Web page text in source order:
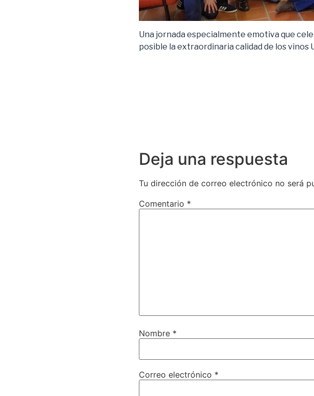
Una jornada especialmente emotiva que
posible la extraordinaria calidad de los vinos
Deja una respuesta
Tu dirección de correo electrónico no será
Comentario *
Nombre *
Correo electrónico *